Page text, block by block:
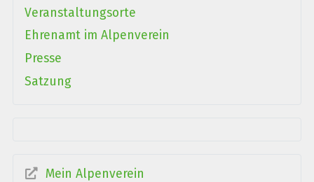
Veranstaltungsorte
Ehrenamt im Alpenverein
Presse
Satzung
Mein Alpenverein